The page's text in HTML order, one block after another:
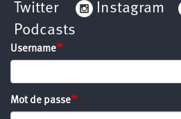
Twitter
Instagram
Podcasts
Username
Mot de passe